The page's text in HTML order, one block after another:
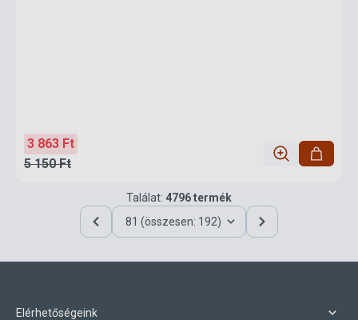
3 863 Ft
5 150 Ft
Találat: 4796 termék
81 (összesen: 192)
Elérhetőségeink